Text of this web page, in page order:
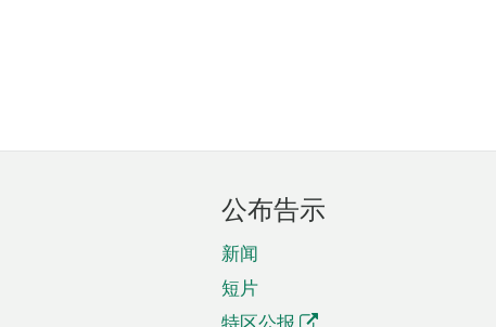
公布告示
新闻
短片